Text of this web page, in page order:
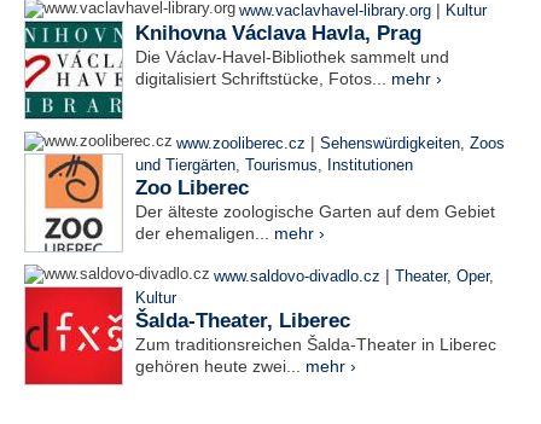
www.vaclavhavel-library.org | Kultur
Knihovna Václava Havla, Prag
Die Václav-Havel-Bibliothek sammelt und
digitalisiert Schriftstücke, Fotos... mehr ›
www.zooliberec.cz | Sehenswürdigkeiten, Zoos
und Tiergärten, Tourismus, Institutionen
Zoo Liberec
Der älteste zoologische Garten auf dem Gebiet
der ehemaligen... mehr ›
www.saldovo-divadlo.cz | Theater, Oper,
Kultur
Šalda-Theater, Liberec
Zum traditionsreichen Šalda-Theater in Liberec
gehören heute zwei... mehr ›